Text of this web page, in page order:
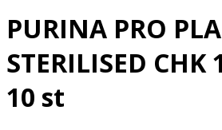
PURINA PRO
STERILISED CHK
10 st